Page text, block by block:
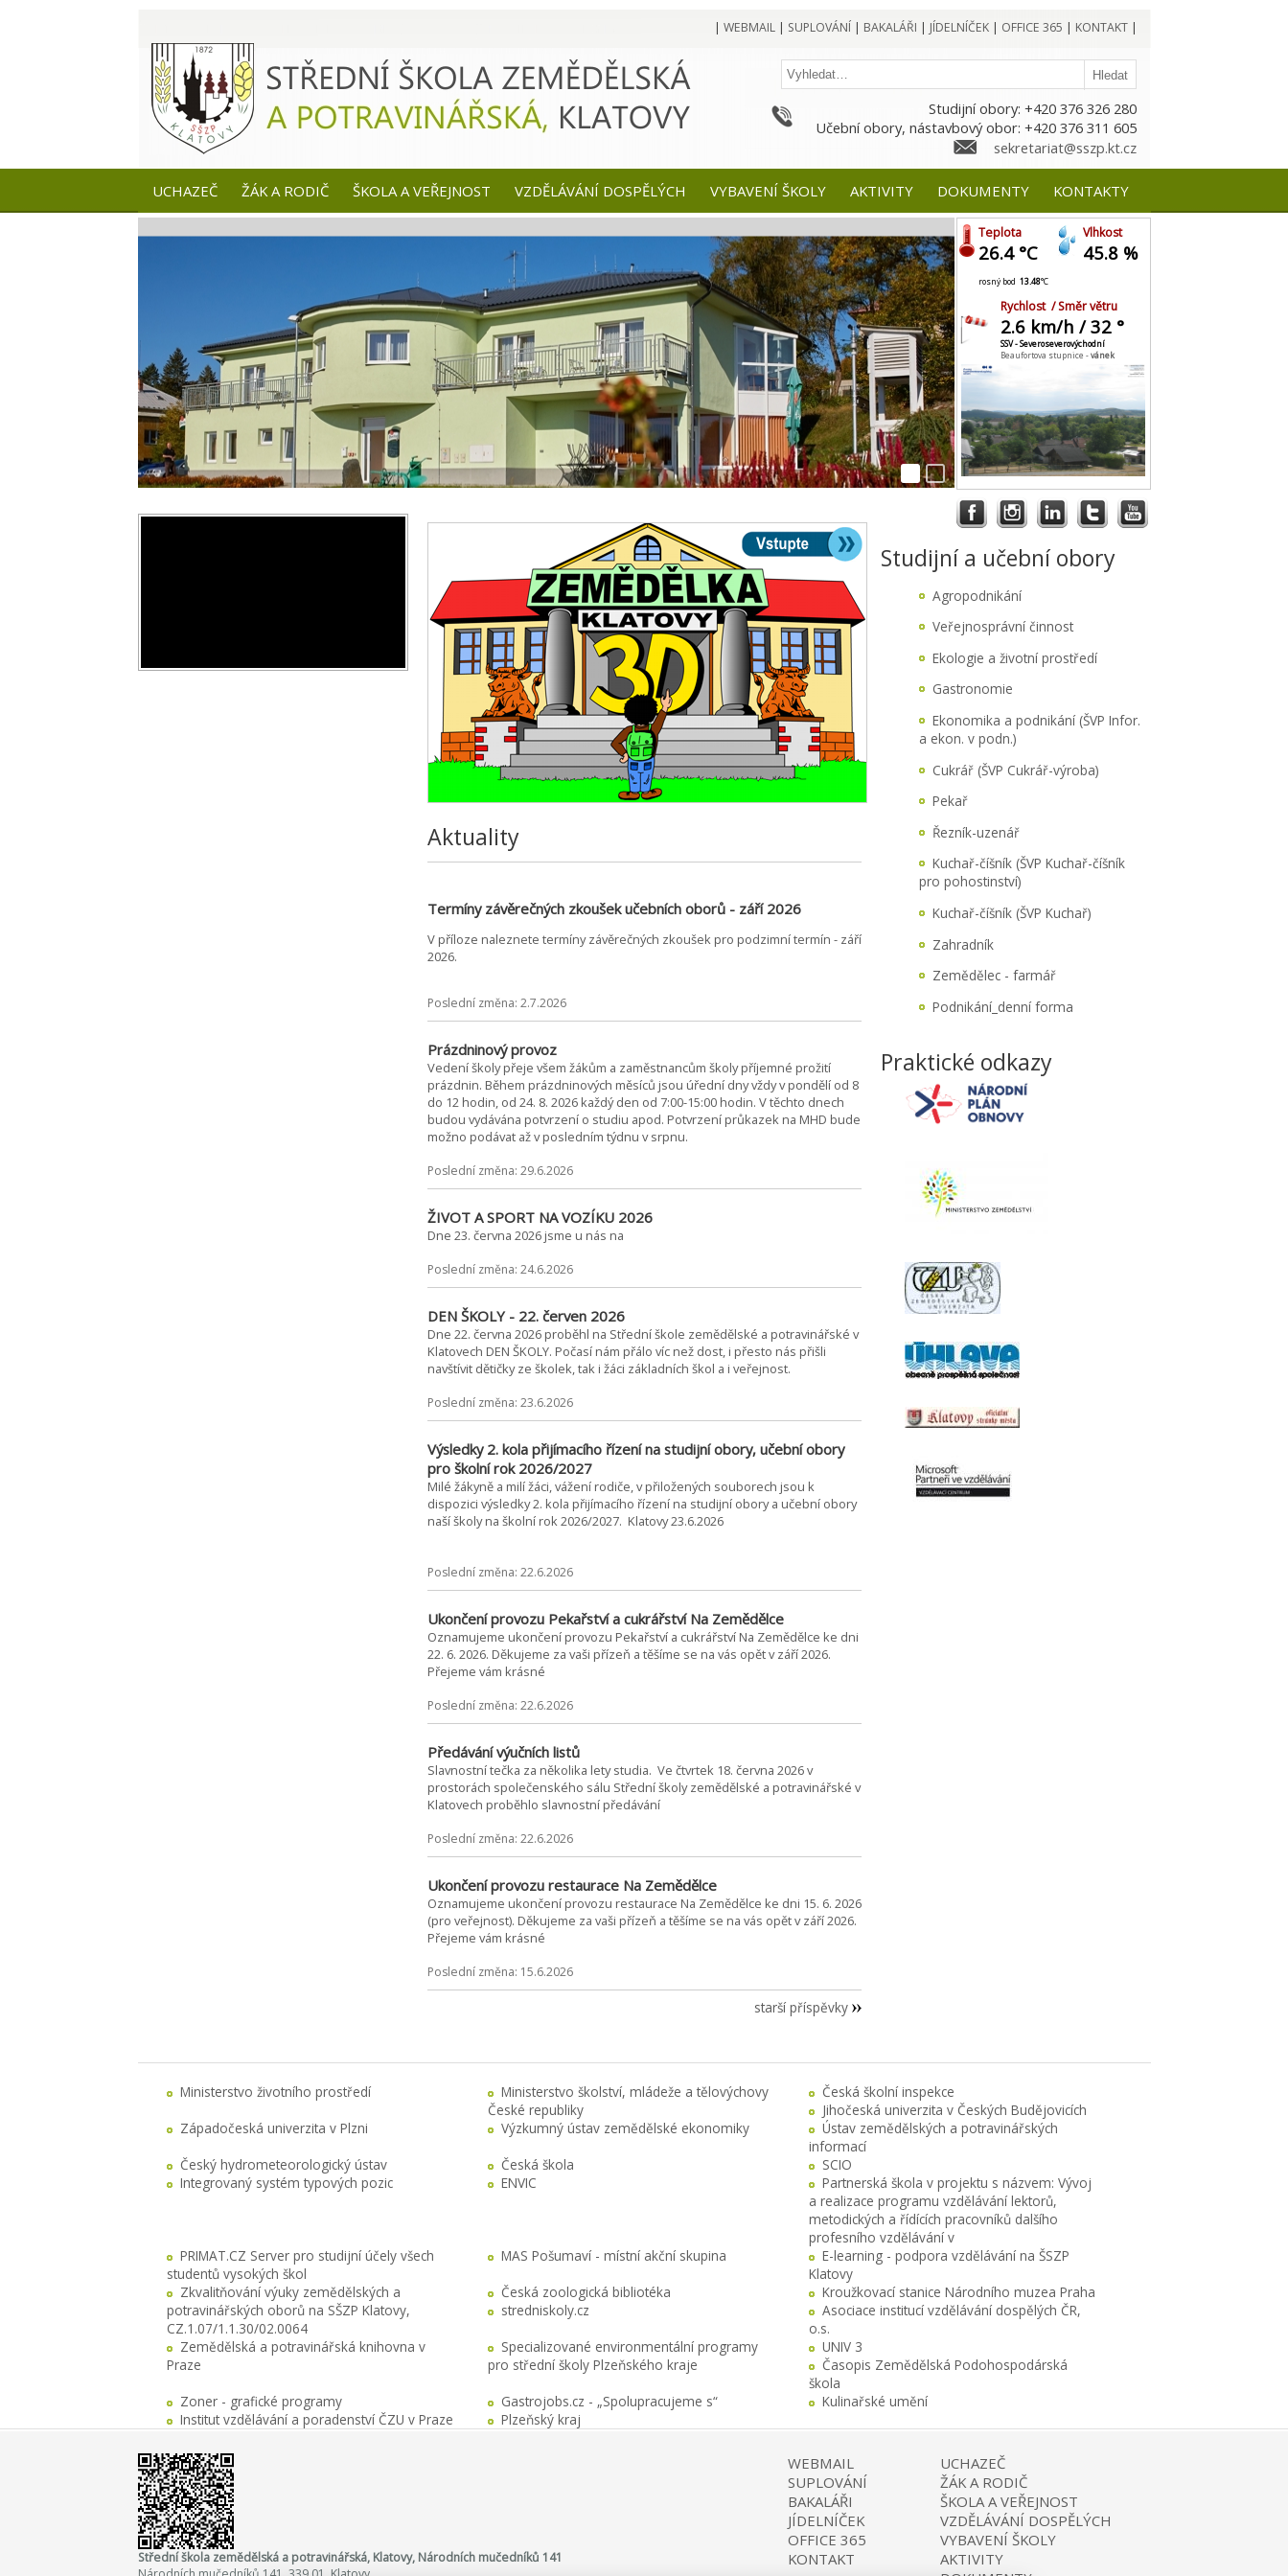
| WEBMAIL| SUPLOVÁNÍ | BAKALÁŘI | JÍDELNÍČEK| OFFICE 365 | KONTAKT|
Studijní obory: +420 376 326 280
Učební obory, nástavbový obor: +420 376 311 605
sekretariat@sszp.kt.cz
UCHAZEČ ŽÁK A RODIČ ŠKOLA A VEŘEJNOST VZDĚLÁVÁNÍ DOSPĚLÝCH VYBAVENÍ ŠKOLY AKTIVITY DOKUMENTY KONTAKTY
Teplota
26.4 °C
rosný bod 13.48°C
Vlhkost
45.8 %
Rychlost / Směr větru
2.6 km/h / 32 °
SSV - Severoseverovýchodní
Beaufortova stupnice -vánek
Aktuality
Termíny závěrečných zkoušek učebních oborů - září 2026
V příloze naleznete termíny závěrečných zkoušek pro podzimní termín - září
2026.
Poslední změna: 2.7.2026
Prázdninový provoz
Vedení školy přeje všem žákům a zaměstnancům školy příjemné prožití
prázdnin. Během prázdninových měsíců jsou úřední dny vždy v pondělí od 8
do 12 hodin, od 24. 8. 2026 každý den od 7:00-15:00 hodin. V těchto dnech
budou vydávána potvrzení o studiu apod. Potvrzení průkazek na MHD bude
možno podávat až v posledním týdnu v srpnu.
Poslední změna: 29.6.2026
ŽIVOT A SPORT NA VOZÍKU 2026
Dne 23. června 2026 jsme u nás na
Poslední změna: 24.6.2026
DEN ŠKOLY - 22. červen 2026
Dne 22. června 2026 proběhl na Střední škole zemědělské a potravinářské v
Klatovech DEN ŠKOLY. Počasí nám přálo víc než dost, i přesto nás přišli
navštívit dětičky ze školek, tak i žáci základních škol a i veřejnost.
Poslední změna: 23.6.2026
Výsledky 2. kola přijímacího řízení na studijní obory, učební obory
pro školní rok 2026/2027
Milé žákyně a milí žáci, vážení rodiče, v přiložených souborech jsou k
dispozici výsledky 2. kola přijímacího řízení na studijní obory a učební obory
naší školy na školní rok 2026/2027. Klatovy 23.6.2026
Poslední změna: 22.6.2026
Ukončení provozu Pekařství a cukrářství Na Zemědělce
Oznamujeme ukončení provozu Pekařství a cukrářství Na Zemědělce ke dni
22. 6. 2026. Děkujeme za vaši přízeň a těšíme se na vás opět v září 2026.
Přejeme vám krásné
Poslední změna: 22.6.2026
Předávání výučních listů
Slavnostní tečka za několika lety studia. Ve čtvrtek 18. června 2026 v
prostorách společenského sálu Střední školy zemědělské a potravinářské v
Klatovech proběhlo slavnostní předávání
Poslední změna: 22.6.2026
Ukončení provozu restaurace Na Zemědělce
Oznamujeme ukončení provozu restaurace Na Zemědělce ke dni 15. 6. 2026
(pro veřejnost). Děkujeme za vaši přízeň a těšíme se na vás opět v září 2026.
Přejeme vám krásné
Poslední změna: 15.6.2026
starší příspěvky
Studijní a učební obory
Agropodnikání
Veřejnosprávní činnost
Ekologie a životní prostředí
Gastronomie
Ekonomika a podnikání (ŠVP Infor.
a ekon. v podn.)
Cukrář (ŠVP Cukrář-výroba)
Pekař
Řezník-uzenář
Kuchař-číšník (ŠVP Kuchař-číšník
pro pohostinství)
Kuchař-číšník (ŠVP Kuchař)
Zahradník
Zemědělec - farmář
Podnikání_denní forma
Praktické odkazy
Ministerstvo životního prostředí
Ministerstvo školství, mládeže a tělovýchovy
České republiky
Česká školní inspekce
Jihočeská univerzita v Českých Budějovicích
Západočeská univerzita v Plzni
Výzkumný ústav zemědělské ekonomiky
Ústav zemědělských a potravinářských
informací
Český hydrometeorologický ústav
Česká škola
SCIO
Integrovaný systém typových pozic
ENVIC
Partnerská škola v projektu s názvem: Vývoj
a realizace programu vzdělávání lektorů,
metodických a řídících pracovníků dalšího
profesního vzdělávání v
PRIMAT.CZ Server pro studijní účely všech
studentů vysokých škol
MAS Pošumaví - místní akční skupina
E-learning - podpora vzdělávání na ŠSZP
Klatovy
Zkvalitňování výuky zemědělských a
potravinářských oborů na SŠZP Klatovy,
CZ.1.07/1.1.30/02.0064
Česká zoologická bibliotéka
Kroužkovací stanice Národního muzea Praha
stredniskoly.cz
Asociace institucí vzdělávání dospělých ČR,
o.s.
Zemědělská a potravinářská knihovna v
Praze
Specializované environmentální programy
pro střední školy Plzeňského kraje
UNIV 3
Časopis Zemědělská Podohospodárská
škola
Zoner - grafické programy
Gastrojobs.cz - „Spolupracujeme s“
Kulinařské umění
Institut vzdělávání a poradenství ČZU v Praze
Plzeňský kraj
Střední škola zemědělská a potravinářská, Klatovy, Národních mučedníků 141
WEBMAIL
SUPLOVÁNÍ
BAKALÁŘI
JÍDELNÍČEK
OFFICE 365
KONTAKT
UCHAZEČ
ŽÁK A RODIČ
ŠKOLA A VEŘEJNOST
VZDĚLÁVÁNÍ DOSPĚLÝCH
VYBAVENÍ ŠKOLY
AKTIVITY